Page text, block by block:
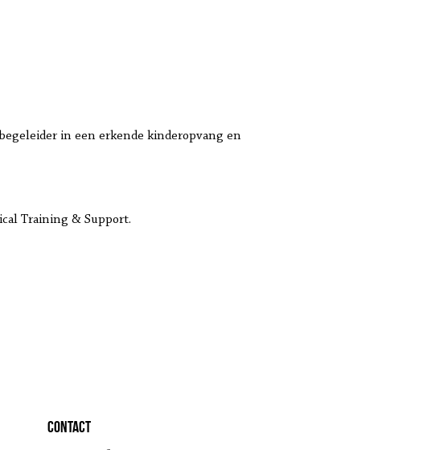
in een erkende kinderopvang en
Training & Support.
Contact